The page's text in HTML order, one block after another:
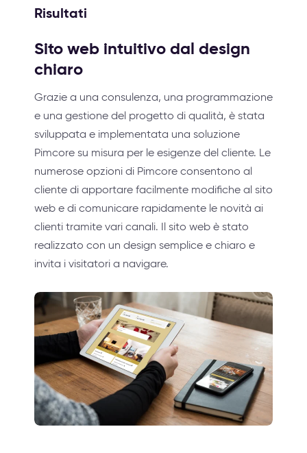
Risultati
Sito web intuitivo dal design
chiaro
Grazie a una consulenza, una programmazione
e una gestione del progetto di qualità, è stata
sviluppata e implementata una soluzione
Pimcore su misura per le esigenze del cliente. Le
numerose opzioni di Pimcore consentono al
cliente di apportare facilmente modifiche al sito
web e di comunicare rapidamente le novità ai
clienti tramite vari canali. Il sito web è stato
realizzato con un design semplice e chiaro e
invita i visitatori a navigare.